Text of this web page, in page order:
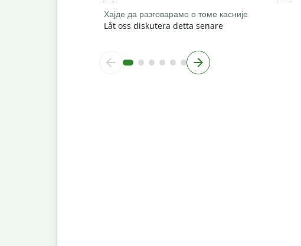
Хајде да разговарамо о томе касније
Låt oss diskutera detta senare